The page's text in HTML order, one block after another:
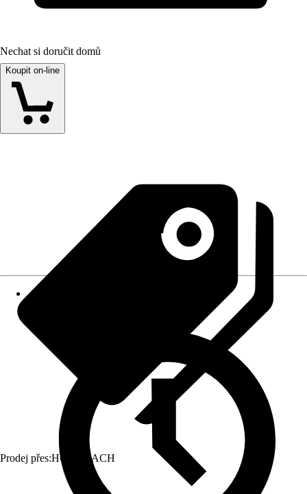
Nechat si doručit domů
Koupit on-line
Prodej přes:HORNBACH